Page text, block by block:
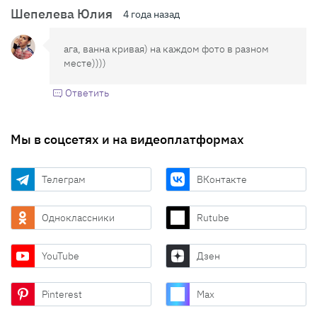
Шепелева Юлия 4 года назад
ага, ванна кривая) на каждом фото в разном
месте))))
Ответить
Мы в соцсетях и на видеоплатформах
Телеграм ВКонтакте
Одноклассники Rutube
YouTube Дзен
Pinterest Max